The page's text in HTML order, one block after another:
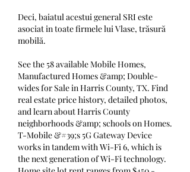
Deci, baiatul acestui general SRI este
asociat in toate firmele lui Vlase, trăsură
mobilă.
See the 58 available Mobile Homes,
Manufactured Homes &amp; Double-
wides for Sale in Harris County, TX. Find
real estate price history, detailed photos,
and learn about Harris County
neighborhoods &amp; schools on Homes.
T-Mobile &#39;s 5G Gateway Device
works in tandem with Wi-Fi 6, which is
the next generation of Wi-Fi technology.